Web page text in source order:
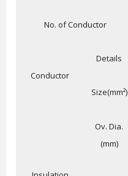
No. of Conductor
Conductor
Details
Size(mm²)
Ov. Dia.
(mm)